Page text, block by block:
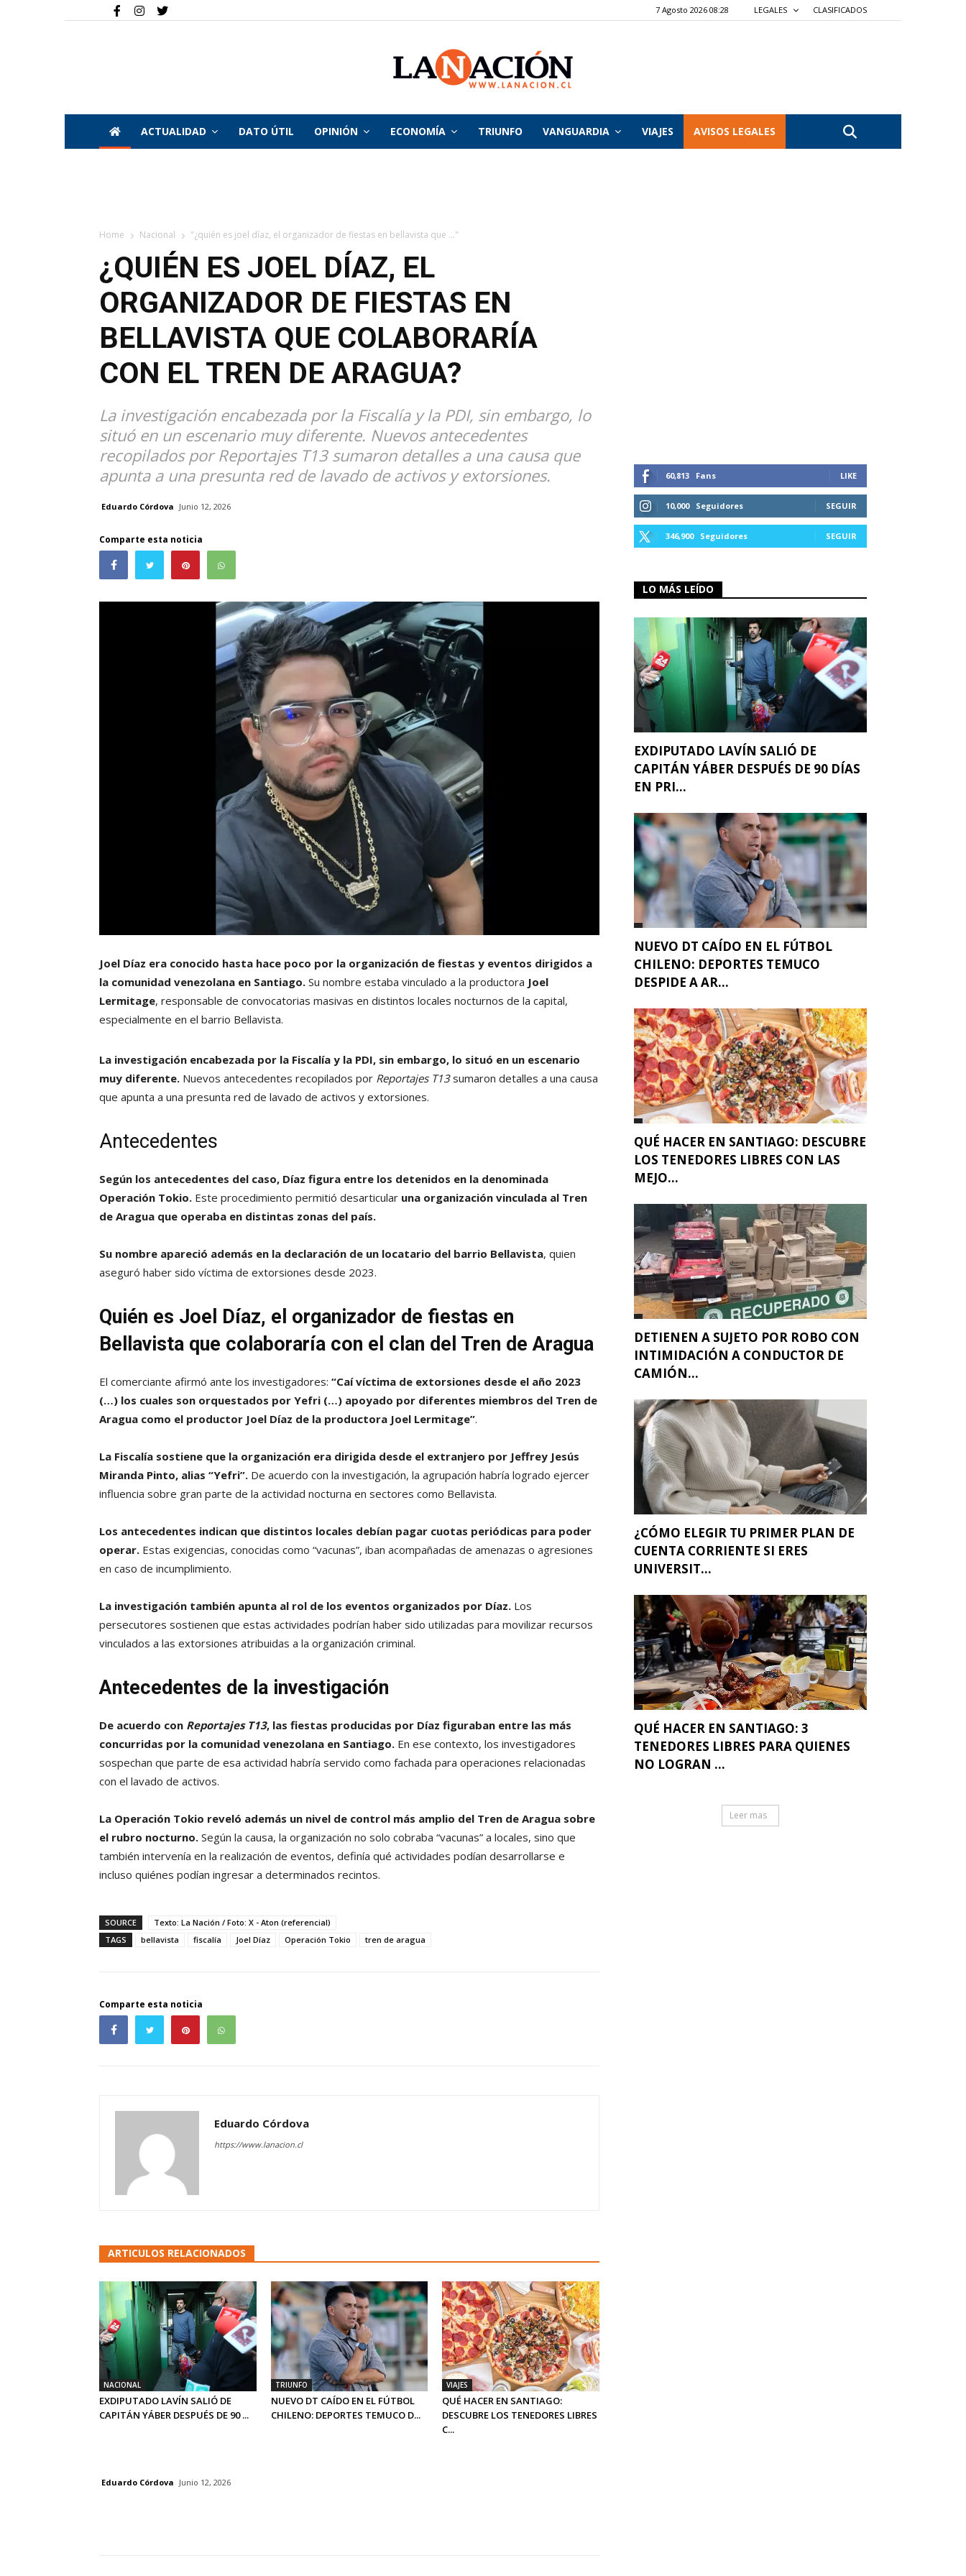
7 Agosto 2026 08:28 LEGALES CLASIFICADOS
La
ACTUALIDAD DATO ÚTIL OPINIÓN ECONOMÍA TRIUNFO VANGUARDIA VIAJES AVISOS LEGALES
Home Nacional "¿quién es joel díaz, el organizador de fiestas en bellavista que ..."
¿QUIÉN ES JOEL DÍAZ, EL
ORGANIZADOR DE FIESTAS EN
BELLAVISTA QUE COLABORARÍA
CON EL TREN DE ARAGUA?
La investigación encabezada por la Fiscalía y la PDI, sin embargo, lo
situó en un escenario muy diferente. Nuevos antecedentes
recopilados por Reportajes T13 sumaron detalles a una causa que
apunta a una presunta red de lavado de activos y extorsiones.
Eduardo Córdova Junio 12, 2026
Comparte esta noticia
Joel Díaz era conocido hasta hace poco por la organización de fiestas y eventos dirigidos a
la comunidad venezolana en Santiago. Su nombre estaba vinculado a la productora Joel
Lermitage, responsable de convocatorias masivas en distintos locales nocturnos de la capital,
especialmente en el barrio Bellavista.
La investigación encabezada por la Fiscalía y la PDI, sin embargo, lo situó en un escenario
muy diferente. Nuevos antecedentes recopilados por Reportajes T13sumaron detalles a una causa
que apunta a una presunta red de lavado de activos y extorsiones.
Antecedentes
Según los antecedentes del caso, Díaz figura entre los detenidos en la denominada
Operación Tokio. Este procedimiento permitió desarticular una organización vinculada al Tren
de Aragua que operaba en distintas zonas del país.
Su nombre apareció además en la declaración de un locatario del barrio Bellavista, quien
aseguró haber sido víctima de extorsiones desde 2023.
Quién es Joel Díaz, el organizador de fiestas en
Bellavista que colaboraría con el clan del Tren de Aragua
El comerciante afirmó ante los investigadores: “Caí víctima de extorsiones desde el año 2023
(…) los cuales son orquestados por Yefri (…) apoyado por diferentes miembros del Tren de
Aragua como el productor Joel Díaz de la productora Joel Lermitage”.
La Fiscalía sostiene que la organización era dirigida desde el extranjero por Jeffrey Jesús
Miranda Pinto, alias “Yefri”. De acuerdo con la investigación, la agrupación habría logrado ejercer
influencia sobre gran parte de la actividad nocturna en sectores como Bellavista.
Los antecedentes indican que distintos locales debían pagar cuotas periódicas para poder
operar. Estas exigencias, conocidas como “vacunas”, iban acompañadas de amenazas o agresiones
en caso de incumplimiento.
La investigación también apunta al rol de los eventos organizados por Díaz. Los
persecutores sostienen que estas actividades podrían haber sido utilizadas para movilizar recursos
vinculados a las extorsiones atribuidas a la organización criminal.
Antecedentes de la investigación
De acuerdo con Reportajes T13, las fiestas producidas por Díaz figuraban entre las más
concurridas por la comunidad venezolana en Santiago. En ese contexto, los investigadores
sospechan que parte de esa actividad habría servido como fachada para operaciones relacionadas
con el lavado de activos.
La Operación Tokio reveló además un nivel de control más amplio del Tren de Aragua sobre
el rubro nocturno. Según la causa, la organización no solo cobraba “vacunas” a locales, sino que
también intervenía en la realización de eventos, definía qué actividades podían desarrollarse e
incluso quiénes podían ingresar a determinados recintos.
SOURCE
Texto: La Nación / Foto: X - Aton (referencial)
TAGS
bellavista fiscalía Joel Díaz Operación Tokio tren de aragua
Comparte esta noticia
Eduardo Córdova
https://www.lanacion.cl
ARTICULOS RELACIONADOS
NACIONAL
EXDIPUTADO LAVÍN SALIÓ DE
CAPITÁN YÁBER DESPUÉS DE 90 ...
TRIUNFO
NUEVO DT CAÍDO EN EL FÚTBOL
CHILENO: DEPORTES TEMUCO D...
VIAJES
QUÉ HACER EN SANTIAGO:
DESCUBRE LOS TENEDORES LIBRES
C...
60,813 Fans LIKE
10,000 Seguidores SEGUIR
346,900 Seguidores SEGUIR
LO MÁS LEÍDO
EXDIPUTADO LAVÍN SALIÓ DE
CAPITÁN YÁBER DESPUÉS DE 90 DÍAS
EN PRI...
NUEVO DT CAÍDO EN EL FÚTBOL
CHILENO: DEPORTES TEMUCO
DESPIDE A AR...
QUÉ HACER EN SANTIAGO: DESCUBRE
LOS TENEDORES LIBRES CON LAS
MEJO...
DETIENEN A SUJETO POR ROBO CON
INTIMIDACIÓN A CONDUCTOR DE
CAMIÓN...
¿CÓMO ELEGIR TU PRIMER PLAN DE
CUENTA CORRIENTE SI ERES
UNIVERSIT...
QUÉ HACER EN SANTIAGO: 3
TENEDORES LIBRES PARA QUIENES
NO LOGRAN ...
Leer mas
Eduardo Córdova Junio 12, 2026